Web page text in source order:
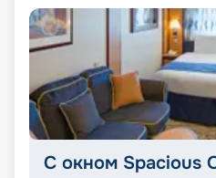
С окном Spacious